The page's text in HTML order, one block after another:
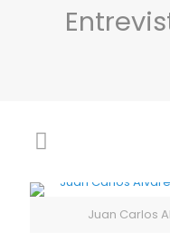
Juan Carlos